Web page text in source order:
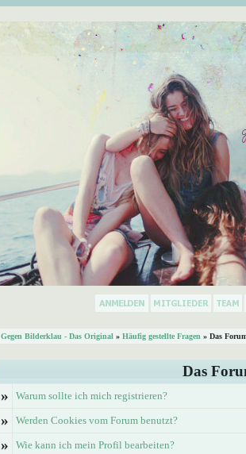
Gegen Bilderklau - Das Original » Häufig gestellte Fragen » Das
Das
»
Warum sollte ich mich registrieren?
» Werden Cookies vom Forum benutzt?
» Wie kann ich mein Profil bearbeiten?